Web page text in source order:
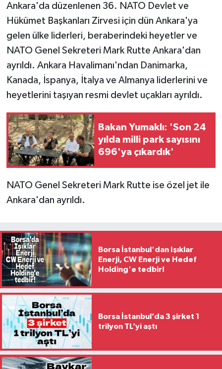
Ankara'da düzenlenen 36. NATO Devlet ve
Hükümet Başkanları Zirvesi için dün Ankara'ya
gelen ülke liderleri, beraberindeki heyetler ve
NATO Genel Sekreteri Mark Rutte Ankara'dan
ayrıldı. Ankara Havalimanı'ndan Danimarka,
Kanada, İspanya, İtalya ve Almanya liderlerini ve
heyetlerini taşıyan resmi devlet uçakları ayrıldı.
Bakan Yumaklı: 'Son 24
yılda milli park sayısını
696'ya çıkardık'
NATO Genel Sekreteri Mark Rutte ise özel jet ile
Ankara'dan ayrıldı.
Borsa İstanbul'dan Işıklar
Enerji, CW Enerji ve Hedef
Holding'e tedbir!
Borsa İstanbul’da 3 şirket 1
trilyon TL’yi aştı